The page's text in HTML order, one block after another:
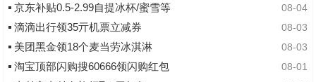
08-04
京东补贴0.5-2.99自提冰杯/蜜雪等
08-03
滴滴出行领35亓机票立减券
08-03
美团黑金领18个麦当劳冰淇淋
08-01
淘宝顶部闪购搜60666领闪购红包